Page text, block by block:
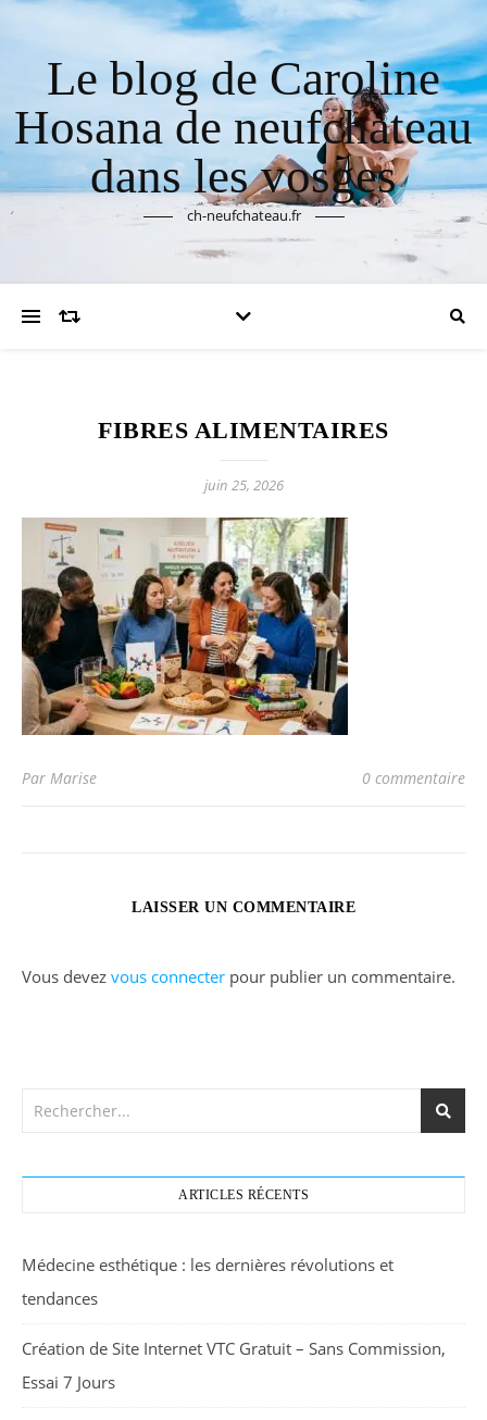
Le blog de Caroline
Hosana de neufchateau
dans les vosges
ch-neufchateau.fr
FIBRES ALIMENTAIRES
juin 25, 2026
Par Marise 0 commentaire
LAISSER UN COMMENTAIRE
Vous devez vous connecter pour publier un commentaire.
ARTICLES RÉCENTS
Médecine esthétique : les dernières révolutions et
tendances
Création de Site Internet VTC Gratuit – Sans Commission,
Essai 7 Jours